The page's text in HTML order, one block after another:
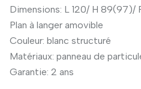
Dimensions: L 120/ H 89(97)/
Plan à langer amovible
Couleur: blanc structuré
Matériaux: panneau de
Garantie: 2 ans